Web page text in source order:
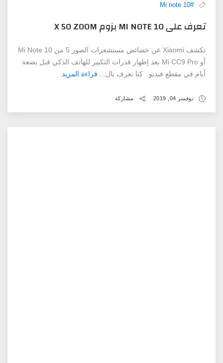
#Mi note 10
تعرف على MI NOTE 10 بزوم X 50 ZOOM
تكشف Xiaomi عن خصائص مستشعرات الصور 5 من Mi Note 10
أو Mi CC9 Pro بعد إظهار قدرات التكبير للهاتف الذكي قبل بضعة
أيام في مقطع فيديو. كنا نعرف بال... قراءة المزيد
نوفمبر 04, 2019 مشاركة